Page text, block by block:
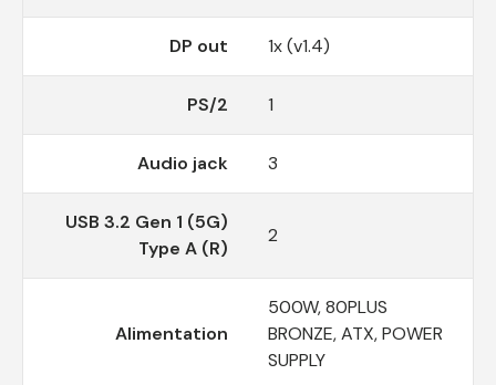
DP out 1x (v1.4)
PS/2 1
Audio jack 3
USB 3.2 Gen 1 (5G)
Type A (R)
2
Alimentation
500W, 80PLUS
BRONZE, ATX, POWER
SUPPLY